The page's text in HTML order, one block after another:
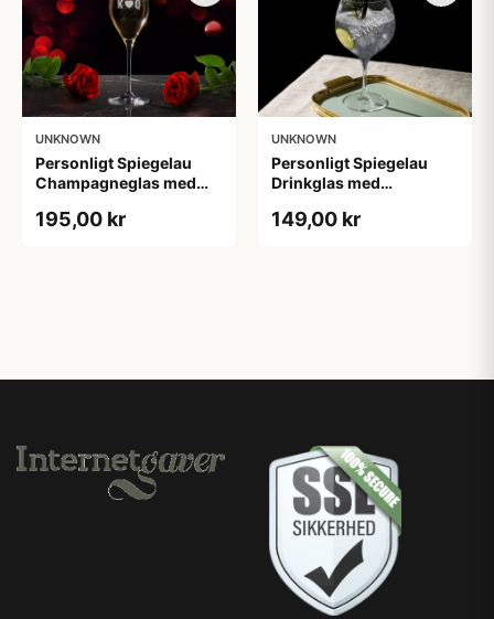
UNKNOWN
Personligt Spiegelau
Champagneglas med
195,00 kr
UNKNOWN
Personligt Spiegelau
Drinkglas med
149,00 kr